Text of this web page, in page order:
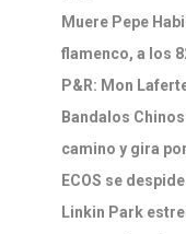
Muere Pepe
flamenco, a los
P&R: Mon
Bandalos
camino y gira
ECOS se
Linkin Park